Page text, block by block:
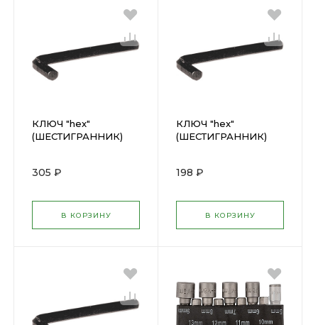
КЛЮЧ "hex"
(ШЕСТИГРАННИК)
305 ₽
В КОРЗИНУ
КЛЮЧ "hex"
(ШЕСТИГРАННИК)
198 ₽
В КОРЗИНУ